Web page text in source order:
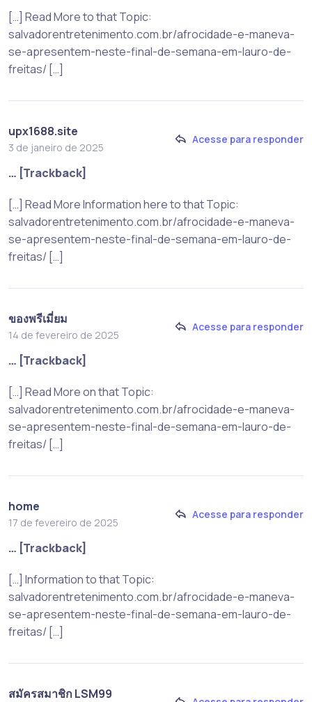
[…] Read More to that Topic:
salvadorentretenimento.com.br/afrocidade-e-maneva-
se-apresentem-neste-final-de-semana-em-lauro-de-
freitas/ […]
upx1688.site
3 de janeiro de 2025
Acesse para responder
… [Trackback]
[…] Read More Information here to that Topic:
salvadorentretenimento.com.br/afrocidade-e-maneva-
se-apresentem-neste-final-de-semana-em-lauro-de-
freitas/ […]
ของพรีเมี่ยม
14 de fevereiro de 2025
Acesse para responder
… [Trackback]
[…] Read More on that Topic:
salvadorentretenimento.com.br/afrocidade-e-maneva-
se-apresentem-neste-final-de-semana-em-lauro-de-
freitas/ […]
home
17 de fevereiro de 2025
Acesse para responder
… [Trackback]
[…] Information to that Topic:
salvadorentretenimento.com.br/afrocidade-e-maneva-
se-apresentem-neste-final-de-semana-em-lauro-de-
freitas/ […]
สมัครสมาชิก LSM99